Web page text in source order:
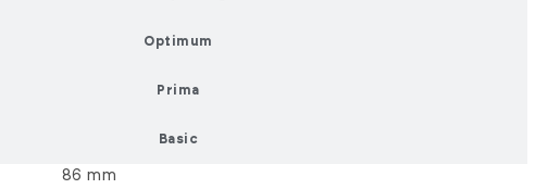
Optimum
Prima
Basic
86 mm